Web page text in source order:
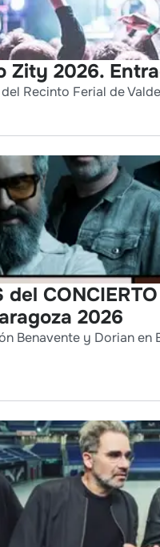
Zity 2026.
Recinto Ferial de
del
2026
Benavente y Dorian